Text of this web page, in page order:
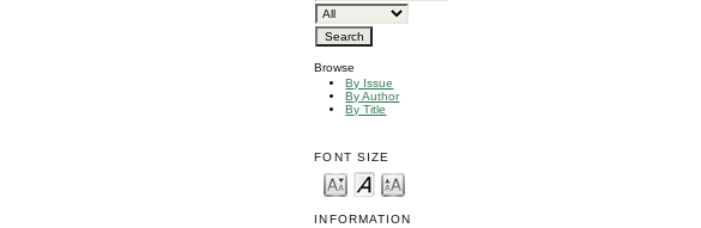
Browse
By Issue
By Author
By Title
FONT SIZE
INFORMATION